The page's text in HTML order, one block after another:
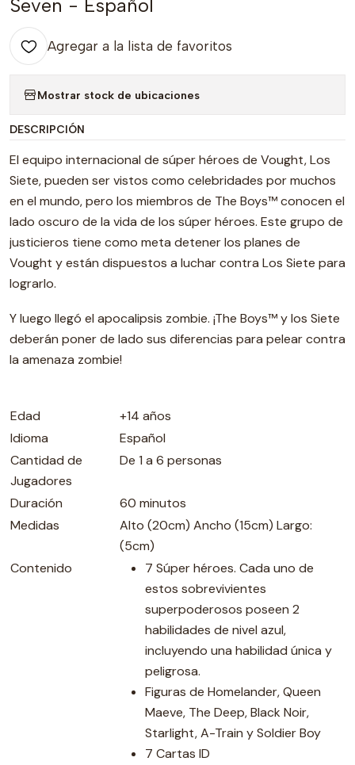
Seven - Español
Agregar a la lista de favoritos
Mostrar stock de ubicaciones
DESCRIPCIÓN
El equipo internacional de súper héroes de Vought, Los
Siete, pueden ser vistos como celebridades por muchos
en el mundo, pero los miembros de The Boys™ conocen el
lado oscuro de la vida de los súper héroes. Este grupo de
justicieros tiene como meta detener los planes de
Vought y están dispuestos a luchar contra Los Siete para
lograrlo.
Y luego llegó el apocalipsis zombie. ¡The Boys™ y los Siete
deberán poner de lado sus diferencias para pelear contra
la amenaza zombie!
Edad
+14 años
Idioma
Español
Cantidad de
Jugadores
De 1 a 6 personas
Duración
60 minutos
Medidas
Alto (20cm) Ancho (15cm) Largo:
(5cm)
Contenido
7 Súper héroes. Cada uno de
estos sobrevivientes
superpoderosos poseen 2
habilidades de nivel azul,
incluyendo una habilidad única y
peligrosa.
Figuras de Homelander, Queen
Maeve, The Deep, Black Noir,
Starlight, A-Train y Soldier Boy
7 Cartas ID